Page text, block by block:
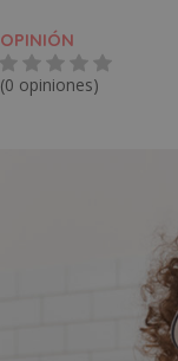
OPINIÓN
(0 opiniones)